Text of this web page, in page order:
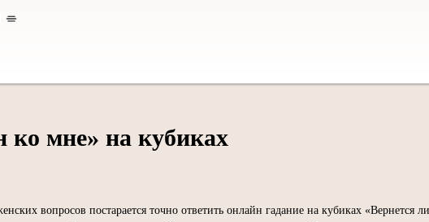
ко мне» на кубиках
вопросов постарается точно ответить онлайн гадание на кубиках